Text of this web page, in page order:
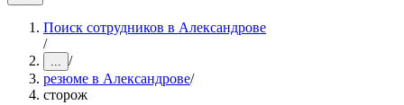
Поиск сотрудников в Александрове
/
... /
резюме в Александрове/
сторож